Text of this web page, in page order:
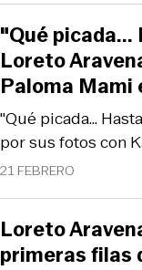
21 FEBRERO
"Qué picada...
por sus fotos con
"Qué
Loreto
Paloma Mami
Loreto
primeras filas